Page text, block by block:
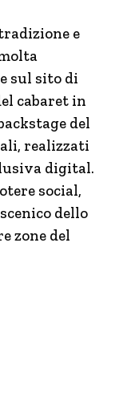
e
sul sito di
cabaret in
del
realizzati
digital.
social,
dello
zone del